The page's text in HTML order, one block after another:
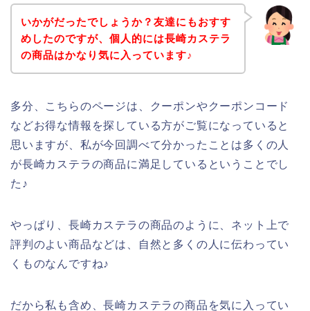
いかがだったでしょうか？友達にもおすす
めしたのですが、個人的には長崎カステラ
の商品はかなり気に入っています♪
多分、こちらのページは、クーポンやクーポンコード
などお得な情報を探している方がご覧になっていると
思いますが、私が今回調べて分かったことは多くの人
が長崎カステラの商品に満足しているということでし
た♪
やっぱり、長崎カステラの商品のように、ネット上で
評判のよい商品などは、自然と多くの人に伝わってい
くものなんですね♪
だから私も含め、長崎カステラの商品を気に入ってい